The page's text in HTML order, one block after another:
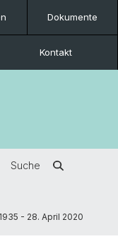
Dokumente
Kontakt
Suche
- 28. April 2020